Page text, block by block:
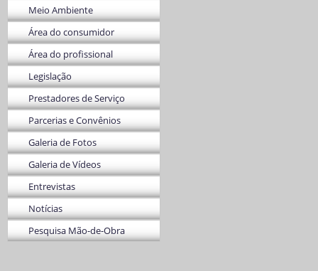
Meio Ambiente
Área do consumidor
Área do profissional
Legislação
Prestadores de Serviço
Parcerias e Convênios
Galeria de Fotos
Galeria de Vídeos
Entrevistas
Notícias
Pesquisa Mão-de-Obra